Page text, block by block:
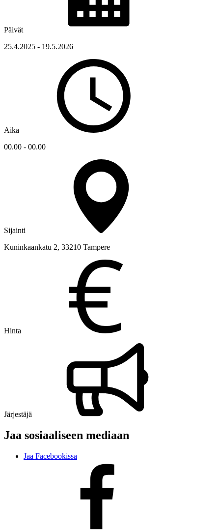
Päivät
25.4.2025 - 19.5.2026
Aika
00.00 - 00.00
Sijainti
Kuninkaankatu 2, 33210 Tampere
Hinta
Järjestäjä
Jaa sosiaaliseen mediaan
Jaa Facebookissa